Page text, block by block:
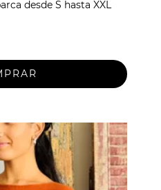
desde S hasta XXL